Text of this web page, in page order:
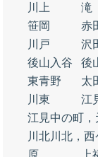
川上
滝
笹岡
赤
川戸
沢
後山入谷
後
東青野
太
川東
江
江見中の町，
川北川北，
原